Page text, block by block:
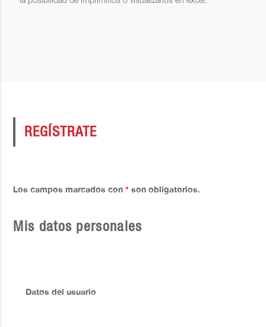
REGÍSTRATE
Los campos marcados con* son obligatorios.
Mis datos personales
Datos del usuario